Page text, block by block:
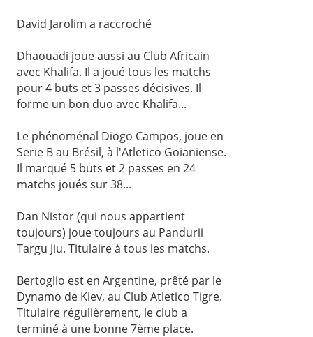
David Jarolim a raccroché
Dhaouadi joue aussi au Club Africain
avec Khalifa. Il a joué tous les matchs
pour 4 buts et 3 passes décisives. Il
forme un bon duo avec Khalifa...
Le phénoménal Diogo Campos, joue en
Serie B au Brésil, à l'Atletico Goianiense.
Il marqué 5 buts et 2 passes en 24
matchs joués sur 38...
Dan Nistor (qui nous appartient
toujours) joue toujours au Pandurii
Targu Jiu. Titulaire à tous les matchs.
Bertoglio est en Argentine, prêté par le
Dynamo de Kiev, au Club Atletico Tigre.
Titulaire régulièrement, le club a
terminé à une bonne 7ème place.